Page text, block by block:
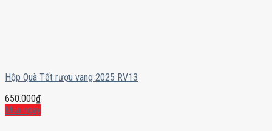
Hộp Quà Tết rượu vang 2025 RV13
650.000₫
Mua ngay